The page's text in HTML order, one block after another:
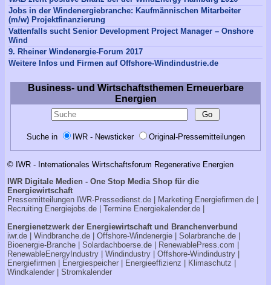
Jobs in der Windenergiebranche: Kaufmännischen Mitarbeiter
(m/w) Projektfinanzierung
Vattenfalls sucht Senior Development Project Manager – Onshore
Wind
9. Rheiner Windenergie-Forum 2017
Weitere Infos und Firmen auf Offshore-Windindustrie.de
Business- und Wirtschaftsthemen Erneuerbare
Energien
Suche in IWR - Newsticker Original-Pressemitteilungen
© IWR - Internationales Wirtschaftsforum Regenerative Energien
IWR Digitale Medien - One Stop Media Shop für die
Energiewirtschaft
Pressemitteilungen IWR-Pressedienst.de | Marketing Energiefirmen.de
Recruiting Energiejobs.de | Termine Energiekalender.de
Energienetzwerk der Energiewirtschaft und Branchenverbund
iwr.de
Windbranche.de Offshore-Windenergie Solarbranche.de
Bioenergie-Branche
Solardachboerse.de RenewablePress.com
RenewableEnergyIndustry
Windindustry
Offshore-Windindustry |
Energiefirmen
Energiespeicher Energieeffizienz Klimaschutz
Windkalender
Stromkalender